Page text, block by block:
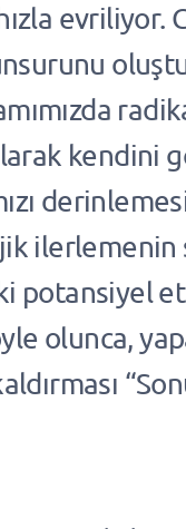
evriliyor.
kendini
ilerlemenin
potansiyel
olunca,